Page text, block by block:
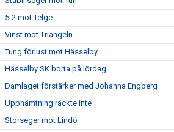
5-2 mot Telge
Vinst mot Triangeln
Tung förlust mot Hässelby
Hässelby SK borta på lördag
Damlaget förstärker med Johanna Engberg
Upphämtning räckte inte
Storseger mot Lindö